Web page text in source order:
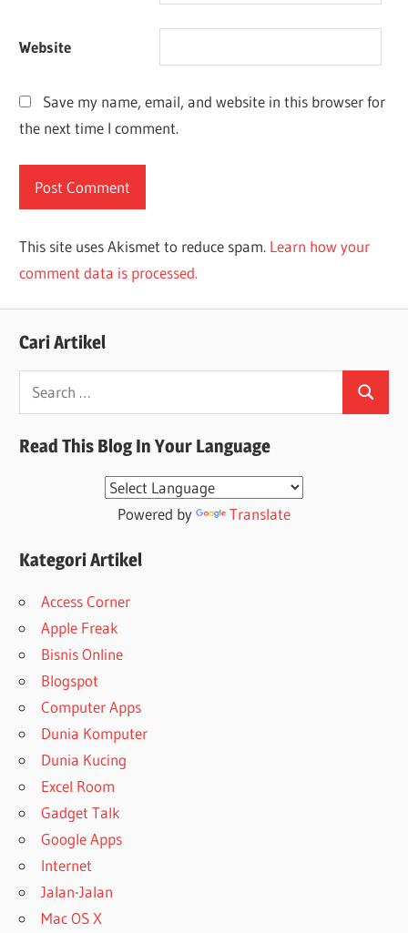
Website
Save my name, email, and website in this browser for
the next time I comment.
This site uses Akismet to reduce spam. Learn how your
comment data is processed.
Cari Artikel
Search
for:
Search
Read This Blog In Your Language
Powered by Translate
Kategori Artikel
Access Corner
Apple Freak
Bisnis Online
Blogspot
Computer Apps
Dunia Komputer
Dunia Kucing
Excel Room
Gadget Talk
Google Apps
Internet
Jalan-Jalan
Mac OS X